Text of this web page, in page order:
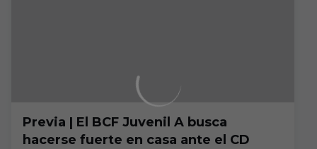
Previa | El BCF Juvenil A busca
hacerse fuerte en casa ante el CD